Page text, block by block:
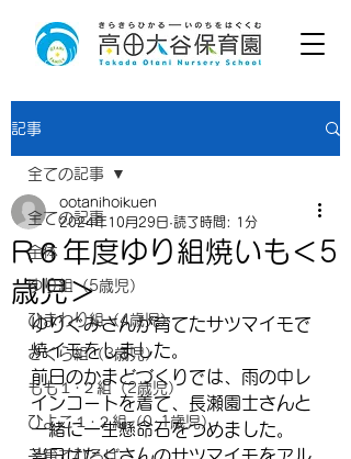
記事
全ての記事
全体
ゆり組（5歳児）
ひまわり組（4歳児）
さくら組（3歳児）
もも１･２組（2歳児）
ひよこ１･２組（0･1歳児）
子育てひろば
全ての記事
R６年度ゆり組焼いも＜5
歳児＞
ootanihoikuen
2024年10月29日 読了時間: 1分
ゆりぐみさんが育てたサツマイモで
焼イモをしました。
前日のかまどづくりでは、雨の中レ
インコートを着て、長瀬園士さんと
一緒に一生懸命石をつめました。